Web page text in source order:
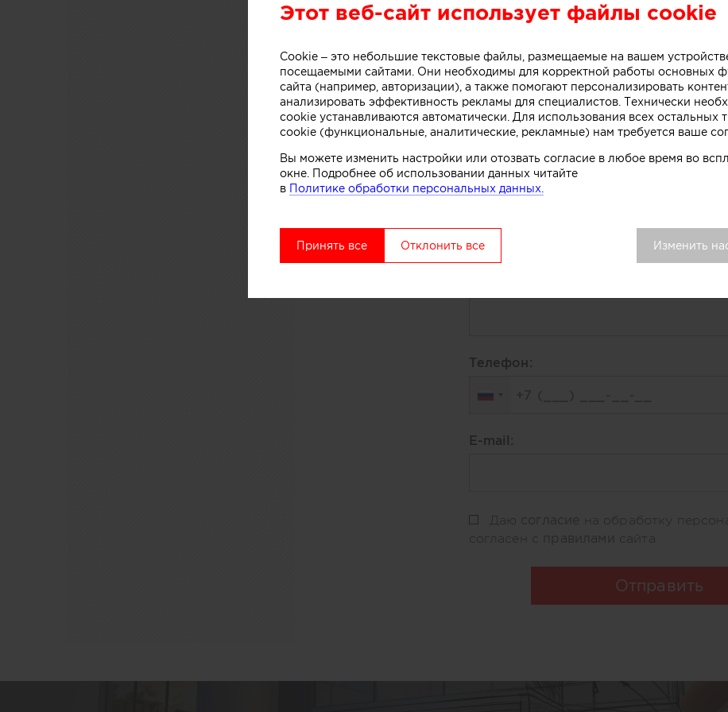
Play
18:29
Mute
Понравилась работа?
реализовать нечто
Заполните форму ниже и
свяжется с вами для
Телефон:
E-mail:
Даю
на обработку
согласен с
сайта
Отправить
Этот веб-сайт использует файлы cookie
Cookie – это небольшие текстовые файлы, размещаемые на вашем
посещаемыми сайтами. Они необходимы для корректной работы основных
сайта (например, авторизации), а также помогают персонализировать
анализировать эффективность рекламы для специалистов. Технически
cookie устанавливаются автоматически. Для использования всех остальных
cookie (функциональные, аналитические, рекламные) нам требуется ваше
Вы можете изменить настройки или отозвать согласие в любое время во
окне. Подробнее об использовании данных читайте
в Политике обработки персональных данных.
Принять все Отклонить все Изменить